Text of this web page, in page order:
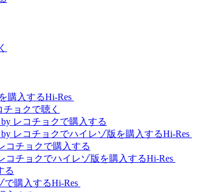
Hi-Res
Hi-Res
Hi-Res
Hi-Res